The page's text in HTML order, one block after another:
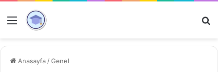
Menü
Anasayfa /Genel